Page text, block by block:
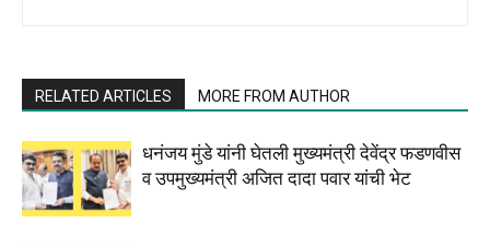
RELATED ARTICLES MORE FROM AUTHOR
धनंजय मुंडे यांनी घेतली मुख्यमंत्री देवेंद्र फडणवीस
व उपमुख्यमंत्री अजित दादा पवार यांची भेट